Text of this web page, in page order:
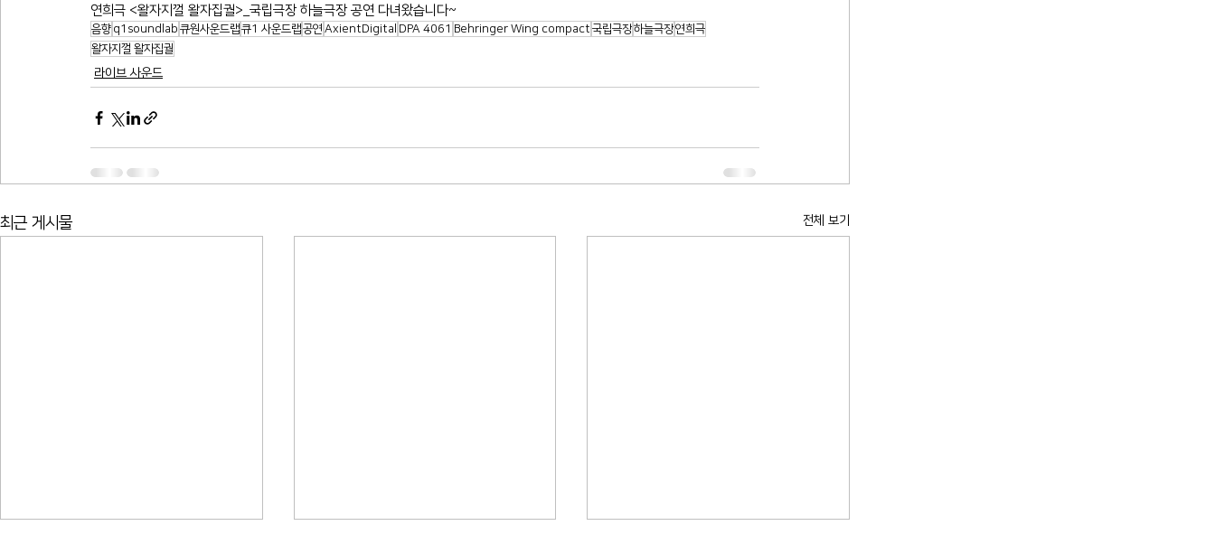
연희극 <왈자지껄 왈자집궐>_국립극장 하늘극장 공연 다녀왔습니다~
음향 q1soundlab 큐원사운드랩큐1 사운드랩공연 AxientDigital DPA 4061 Behringer Wing compact 국립극장하늘극장연희극
왈자지껄 왈자집궐
라이브 사운드
최근 게시물 전체 보기